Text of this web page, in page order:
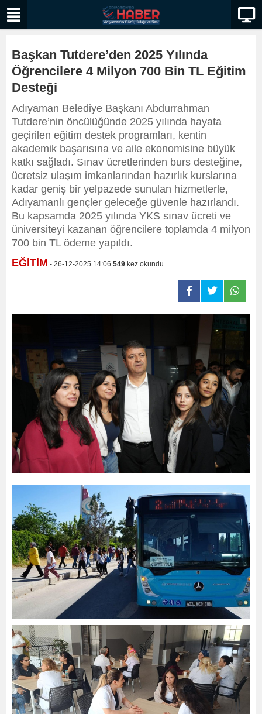
Başkan Tutdere’den 2025 Yılında
Öğrencilere 4 Milyon 700 Bin TL Eğitim
Desteği
Adıyaman Belediye Başkanı Abdurrahman
Tutdere’nin öncülüğünde 2025 yılında hayata
geçirilen eğitim destek programları, kentin
akademik başarısına ve aile ekonomisine büyük
katkı sağladı. Sınav ücretlerinden burs desteğine,
ücretsiz ulaşım imkanlarından hazırlık kurslarına
kadar geniş bir yelpazede sunulan hizmetlerle,
Adıyamanlı gençler geleceğe güvenle hazırlandı.
Bu kapsamda 2025 yılında YKS sınav ücreti ve
üniversiteyi kazanan öğrencilere toplamda 4 milyon
700 bin TL ödeme yapıldı.
EĞİTİM - 26-12-2025 14:06 549 kez okundu.